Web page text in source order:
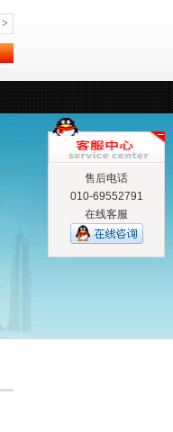
>
售后电话
010-69552791
在线客服